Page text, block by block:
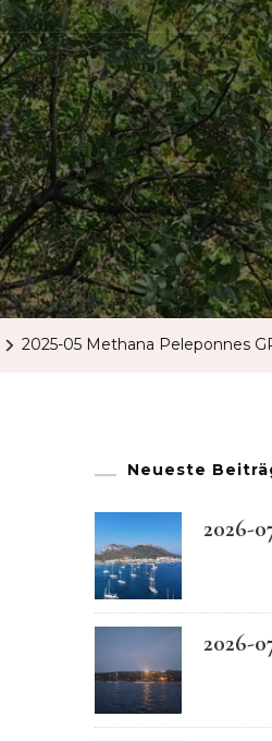
2025-05 Methana Peleponnes
Neueste
2026-
2026-